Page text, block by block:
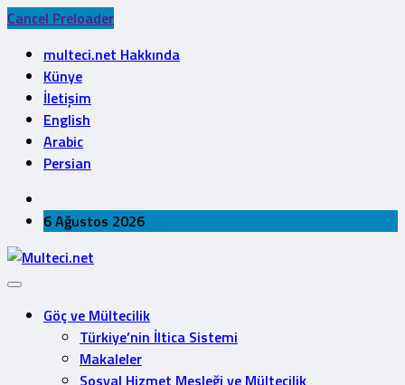
Cancel Preloader
multeci.net Hakkında
Künye
İletişim
English
Arabic
Persian
6 Ağustos 2026
Göç ve Mültecilik
Türkiye’nin İltica Sistemi
Makaleler
Sosyal Hizmet Mesleği ve Mültecilik